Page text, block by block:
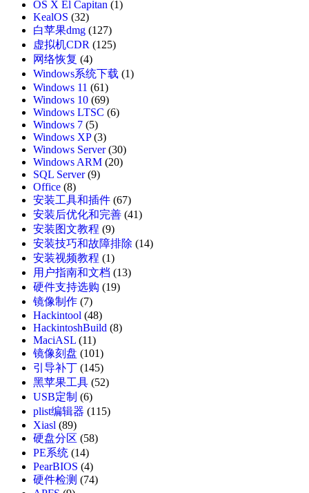
OS X El Capitan (1)
KealOS (32)
白苹果dmg (127)
虚拟机CDR (125)
网络恢复 (4)
Windows系统下载 (1)
Windows 11 (61)
Windows 10 (69)
Windows LTSC (6)
Windows 7 (5)
Windows XP(3)
Windows Server(30)
Windows ARM (20)
SQL Server(9)
Office (8)
安装工具和插件 (67)
安装后优化和完善 (41)
安装图文教程 (9)
安装技巧和故障排除 (14)
安装视频教程 (1)
用户指南和文档 (13)
硬件支持选购 (19)
镜像制作 (7)
Hackintool (48)
HackintoshBuild (8)
MaciASL (11)
镜像刻盘 (101)
引导补丁 (145)
黑苹果工具 (52)
USB定制 (6)
plist编辑器 (115)
Xiasl (89)
硬盘分区 (58)
PE系统 (14)
PearBIOS (4)
硬件检测 (74)